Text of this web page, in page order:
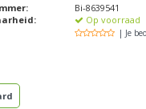
Bi-8639541
Op voorraad
| Je